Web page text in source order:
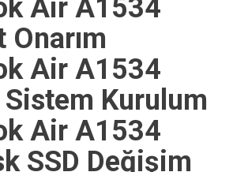
Air A1534
Air A1534
Sistem Kurulum
Air A1534
SSD Değişim